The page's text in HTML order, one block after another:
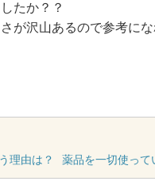
たか？？
が沢山あるので参考にな
理由は？ 薬品を一切使っ